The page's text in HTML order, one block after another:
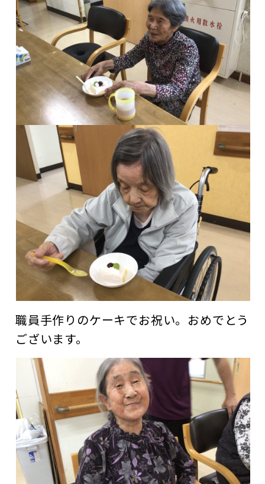
職員手作りのケーキでお祝い。おめでとう
ございます。